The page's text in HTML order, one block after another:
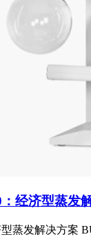
经济型蒸发
蒸发解决方案